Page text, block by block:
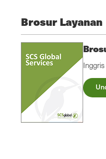
Brosur Layanan
Inggris